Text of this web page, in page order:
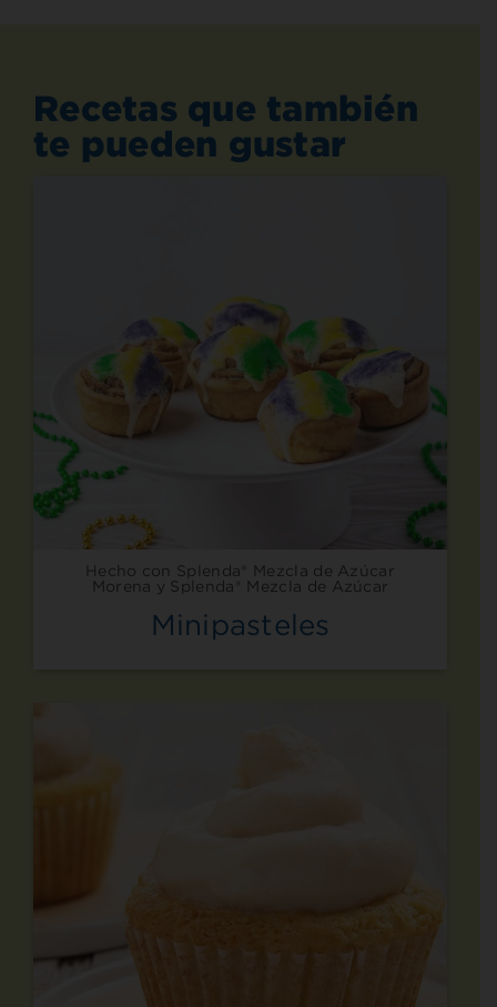
Recetas que también
te pueden gustar
Hecho con Splenda® Mezcla de Azúcar
Morena y Splenda® Mezcla de Azúcar
Minipasteles